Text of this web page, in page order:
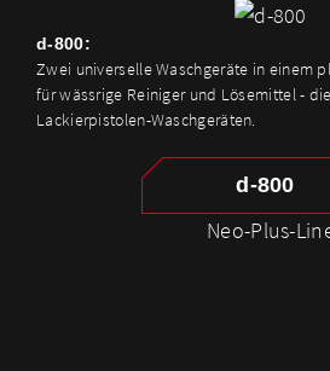
d-800:
Zwei universelle Waschgeräte in einem
für wässrige Reiniger und Lösemittel -
Lackierpistolen-Waschgeräten.
d-800
Neo-Plus-